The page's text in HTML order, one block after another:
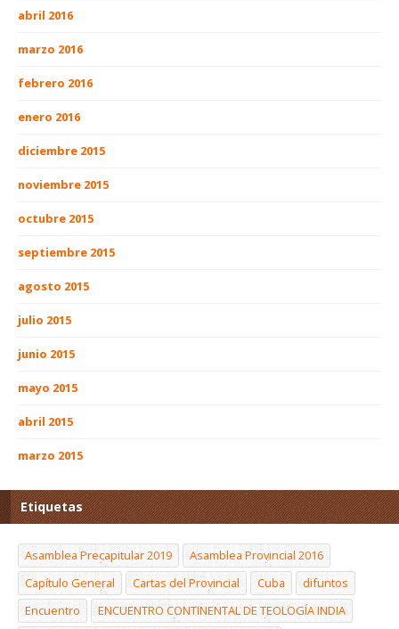
abril 2016
marzo 2016
febrero 2016
enero 2016
diciembre 2015
noviembre 2015
octubre 2015
septiembre 2015
agosto 2015
julio 2015
junio 2015
mayo 2015
abril 2015
marzo 2015
Etiquetas
Asamblea Precapitular 2019
Asamblea Provincial 2016
Capítulo General
Cartas del Provincial Cuba
difuntos
Encuentro
ENCUENTRO CONTINENTAL DE TEOLOGÍA INDIA